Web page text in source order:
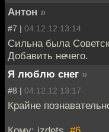
Антон »
#7 | 04.12.12 13:14
Сильна была
Добавить нечего.
Я люблю снег »
#8 | 04.12.12 13:17
Крайне